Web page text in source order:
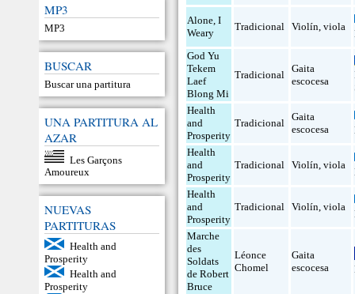
MP3
MP3
BUSCAR
Buscar una partitura
UNA PARTITURA AL
AZAR
Les Garçons
Amoureux
NUEVAS
PARTITURAS
Health and
Prosperity
Health and
Prosperity
Alone, I
Weary
Tradicional Violín,viola
God Yu
Tekem
Laef
Blong Mi
Tradicional
Gaita
escocesa
Health
and
Prosperity
Tradicional
Gaita
escocesa
Health
and
Prosperity
Tradicional Violín,viola
Health
and
Prosperity
Tradicional Violín,viola
Marche
des
Soldats
de Robert
Bruce
Léonce
Chomel
Gaita
escocesa